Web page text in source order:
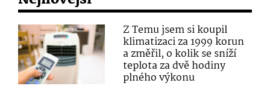
Z Temu jsem si koupil
klimatizaci za 1999 korun
a změřil, o kolik se sníží
teplota za dvě hodiny
plného výkonu